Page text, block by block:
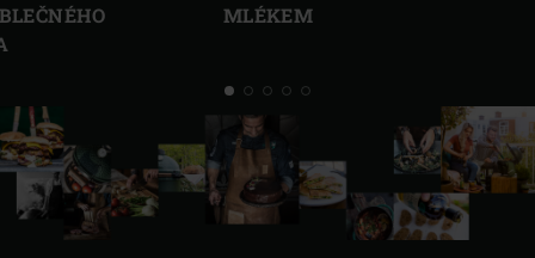
MLÉKEM